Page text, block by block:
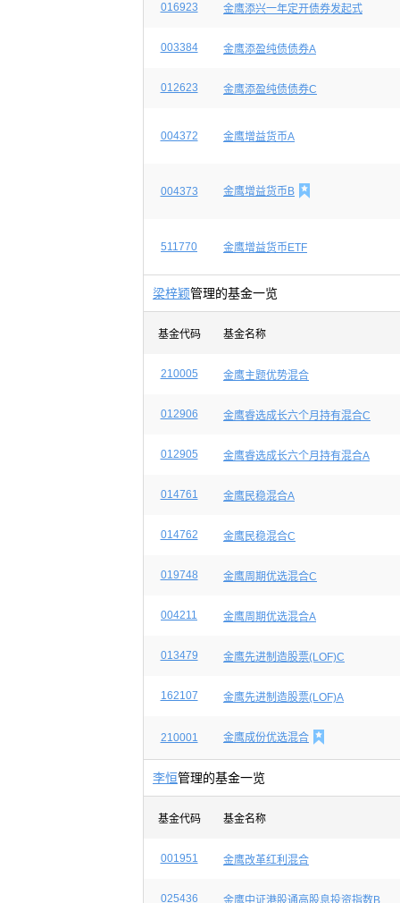
016923 金鹰添兴一年定开债券发起式
003384 金鹰添盈纯债债券A
012623 金鹰添盈纯债债券C
004372 金鹰增益货币A
004373 金鹰增益货币B 
511770 金鹰增益货币ETF
梁梓颖管理的基金一览
基金代码 基金名称
210005 金鹰主题优势混合
012906 金鹰睿选成长六个月持有混合C
012905 金鹰睿选成长六个月持有混合A
014761 金鹰民稳混合A
014762 金鹰民稳混合C
019748 金鹰周期优选混合C
004211 金鹰周期优选混合A
013479 金鹰先进制造股票(LOF)C
162107 金鹰先进制造股票(LOF)A
210001 金鹰成份优选混合 
李恒管理的基金一览
基金代码 基金名称
001951 金鹰改革红利混合
025436 金鹰中证港股通高股息投资指数B